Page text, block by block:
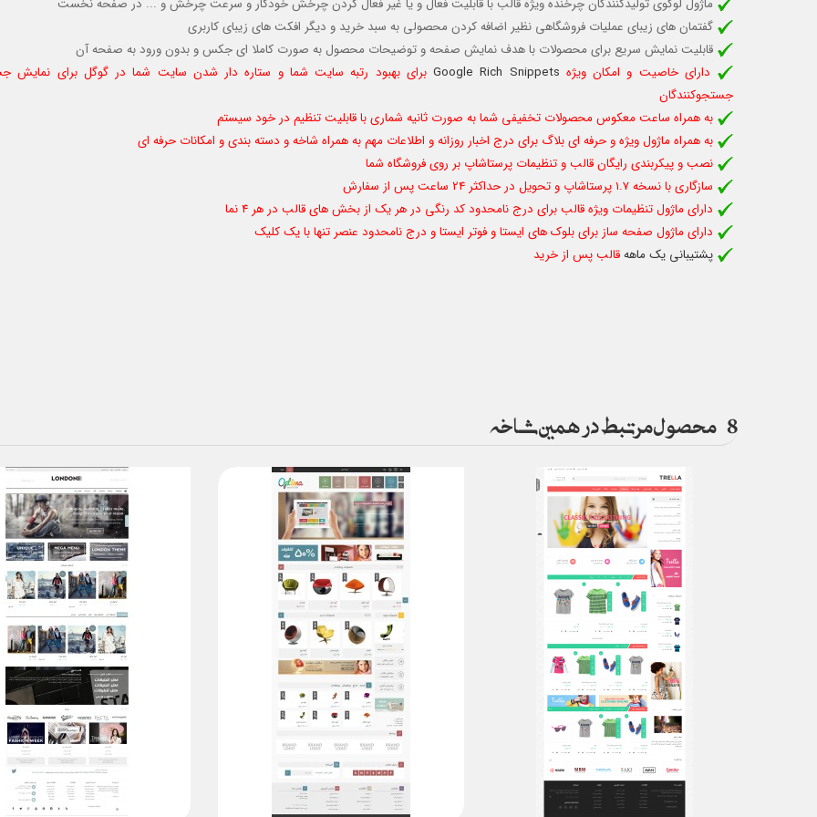
ماژول لوگوی تولیدکنندگان چرخنده ویژه قالب با قابلیت فعال و یا غیر فعال کردن چرخش خودکارو سرعت چرخش و ... در صفحه نخست
گفتمان های زیبای عملیات فروشگاهی نظیر اضافه کردن محصولی به سبد خرید و دیگر افکت های زیبای کاربری
قابلیت نمایش سریع برای محصولات با هدف نمایش صفحه و توضیحات محصول به صورت کاملا ای جکس و بدون ورود به صفحه آن
دارای خاصیت و امکان ویژه Google Rich Snippetsبرای بهبود رتبه سایت شما و ستاره دار شدن سایت شما در گوگل برای نمایش
جستجوکنندگان
به همراه ساعت معکوس محصولات تخفیفی شما به صورت ثانیه شماری با قابلیت تنظیم در خود سیستم
به همراه ماژول ویژه و حرفه ای بلاگ برای درج اخبار روزانه و اطلاعات مهم به همراه شاخه و دسته بندی و امکانات حرفه ای
نصب و پیکربندی رایگان قالب و تنظیمات پرستاشاپ بر روی فروشگاه شما
سازگاری با نسخه 1.7 پرستاشاپ و تحویل در حداکثر 24 ساعت پس از سفارش
دارای ماژول تنظیمات ویژه قالب برای درج نامحدود کد رنگی در هر یک از بخش های قالب در هر 4 نما
دارای ماژول صفحه ساز برای بلوک های ایستا و فوتر ایستا و درج نامحدود عنصر تنها با یک کلیک
پشتیبانی یک ماههقالب پس از خرید
8 محصول مرتبط در همین شاخه